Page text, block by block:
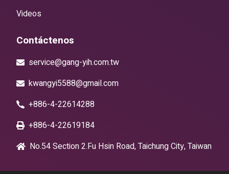
Videos
Contáctenos
service@gang-yih.com.tw
kwangyi5588@gmail.com
+886-4-22614288
+886-4-22619184
No.54 Section 2.Fu Hsin Road, Taichung City, Taiwan